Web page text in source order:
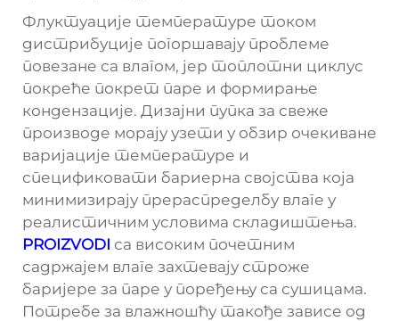
Флуктуације температуре током
дистрибуције погоршавају проблеме
повезане са влагом, јер топлотни циклус
покреће покрет паре и формирање
кондензације. Дизајни пупка за свеже
производе морају узети у обзир очекиване
варијације температуре и
спецификовати бариерна својства која
минимизирају прераспределбу влаге у
реалистичним условима складиштења.
PROIZVODI са високим почетним
садржајем влаге захтевају строже
баријере за паре у поређењу са сушицама.
Потребе за влажношћу такође зависе од